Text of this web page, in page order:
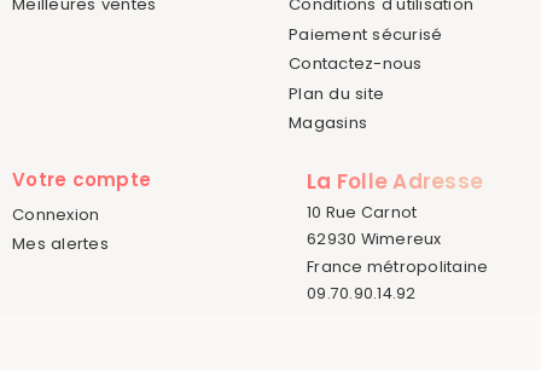
Meilleures ventes
Conditions d'utilisation
Paiement sécurisé
Contactez-nous
Plan du site
Magasins
Votre compte
Connexion
Mes alertes
La Folle Adresse
10 Rue Carnot
62930 Wimereux
France métropolitaine
09.70.90.14.92